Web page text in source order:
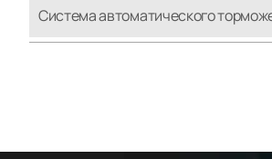
Система автоматического